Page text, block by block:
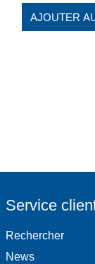
Service
Rechercher
News